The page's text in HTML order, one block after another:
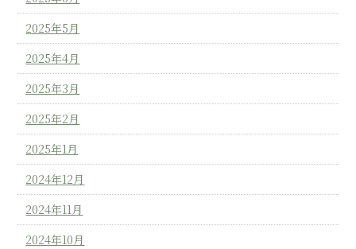
2025年5月
2025年4月
2025年3月
2025年2月
2025年1月
2024年12月
2024年11月
2024年10月